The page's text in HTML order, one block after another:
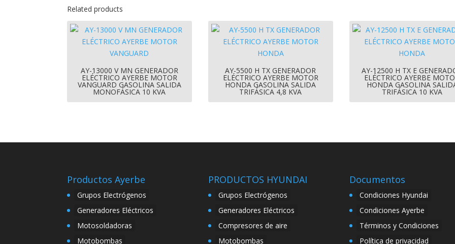
Related products
AY-13000 V MN GENERADOR
ELÉCTRICO AYERBE MOTOR
VANGUARD GASOLINA SALIDA
MONOFÁSICA 10 KVA
AY-5500 H TX GENERADOR
ELÉCTRICO AYERBE MOTOR
HONDA GASOLINA SALIDA
TRIFÁSICA 4,8 KVA
AY-12500 H TX E
ELÉCTRICO AYERBE
HONDA GASOLINA
TRIFÁSICA 10 KVA
Productos Ayerbe
Grupos Electrógenos
Generadores Eléctricos
Motosoldadoras
Motobombas
PRODUCTOS HYUNDAI
Grupos Electrógenos
Generadores Eléctricos
Compresores de aire
Motobombas
Documentos
Condiciones Hyundai
Condiciones Ayerbe
Términos y Condiciones
Política de privacidad